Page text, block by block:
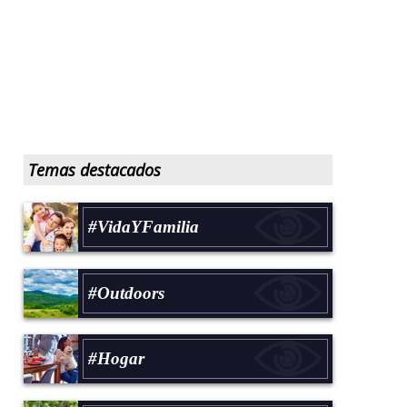
Temas destacados
#VidaYFamilia
#Outdoors
#Hogar